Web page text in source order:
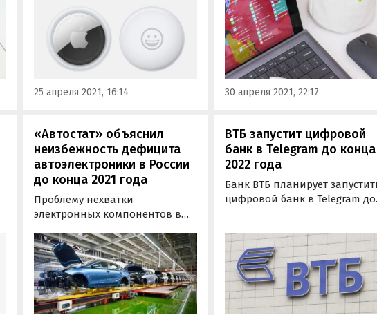
которых в приложении
«Локатор» на iPhone можно
определить местоположение
объекта с этим устройством.
25 апреля 2021, 16:14
усовершенствования в
передаче звука через
Bluetooth. В ОС был добавлен
кодек Advanced Audio Codec
(AAC), благодаря чему
получилось обеспечить
полную совместимость с
30 апреля 2021, 22:17
«Автостат» объяснил
неизбежность дефицита
автоэлектроники в России
до конца 2021 года
Проблему нехватки
электронных компонентов в
крайней мере, до конца 2021
года. Об этом заявил «РИА
Новости» исполнительный
директор аналитического
агентства «Автостат» Сергей
ВТБ запустит цифровой
банк в Telegram до конца
2022 года
Банк ВТБ планирует
цифровой банк в Telegram до
оплачивать покупки или
производить перевод
со своих счетов без
использования ВТБ Онлайн.